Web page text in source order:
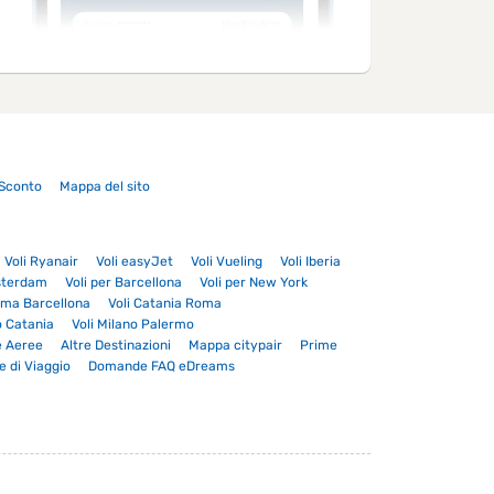
Mappa del sito
Voli Ryanair Voli easyJet Voli Vueling
Voli Iberia
Voli per Barcellona
Voli per New York
Barcellona
Voli Catania Roma
Catania
Voli Milano Palermo
Aeree
Altre Destinazioni Mappa citypair
Prime
di Viaggio
Domande FAQ eDreams